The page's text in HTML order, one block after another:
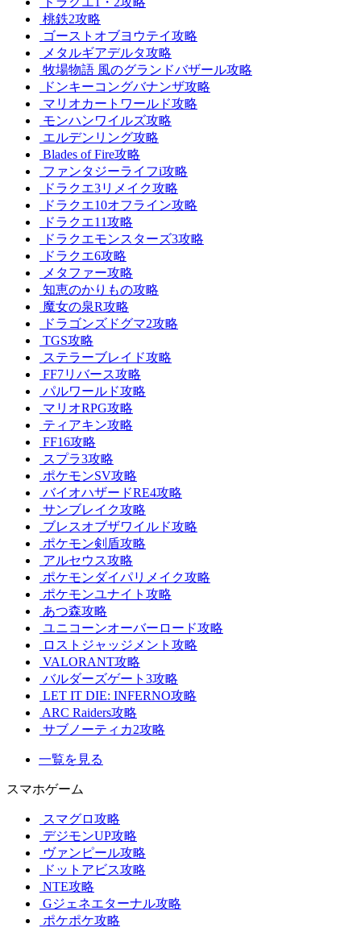
桃鉄2攻略
ゴーストオブヨウテイ攻略
メタルギアデルタ攻略
牧場物語 風のグランドバザール攻略
ドンキーコングバナンザ攻略
マリオカートワールド攻略
モンハンワイルズ攻略
エルデンリング攻略
Blades of Fire攻略
ファンタジーライフi攻略
ドラクエ3リメイク攻略
ドラクエ10オフライン攻略
ドラクエ11攻略
ドラクエモンスターズ3攻略
ドラクエ6攻略
メタファー攻略
知恵のかりもの攻略
魔女の泉R攻略
ドラゴンズドグマ2攻略
TGS攻略
ステラーブレイド攻略
FF7リバース攻略
パルワールド攻略
マリオRPG攻略
ティアキン攻略
FF16攻略
スプラ3攻略
ポケモンSV攻略
バイオハザードRE4攻略
サンブレイク攻略
ブレスオブザワイルド攻略
ポケモン剣盾攻略
アルセウス攻略
ポケモンダイパリメイク攻略
ポケモンユナイト攻略
あつ森攻略
ユニコーンオーバーロード攻略
ロストジャッジメント攻略
VALORANT攻略
バルダーズゲート3攻略
LET IT DIE: INFERNO攻略
ARC Raiders攻略
サブノーティカ2攻略
一覧を見る
スマホゲーム
スマグロ攻略
デジモンUP攻略
ヴァンピール攻略
ドットアビス攻略
NTE攻略
Gジェネエターナル攻略
ポケポケ攻略